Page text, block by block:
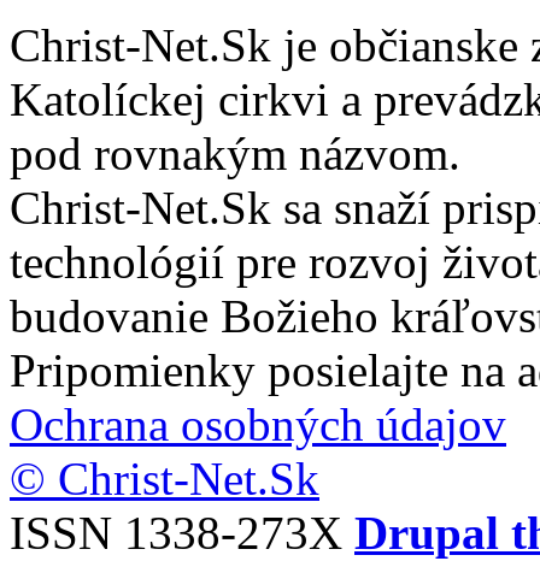
Christ-Net.Sk je
Katolíckej cirkvi a
pod rovnakým názvom.
Christ-Net.Sk sa snaží
technológií pre rozvoj
budovanie Božieho
Pripomienky posielajte na
Ochrana osobných údajov
© Christ-Net.Sk
ISSN 1338-273X Drupal